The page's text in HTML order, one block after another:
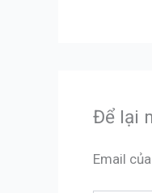
Để lại
Email